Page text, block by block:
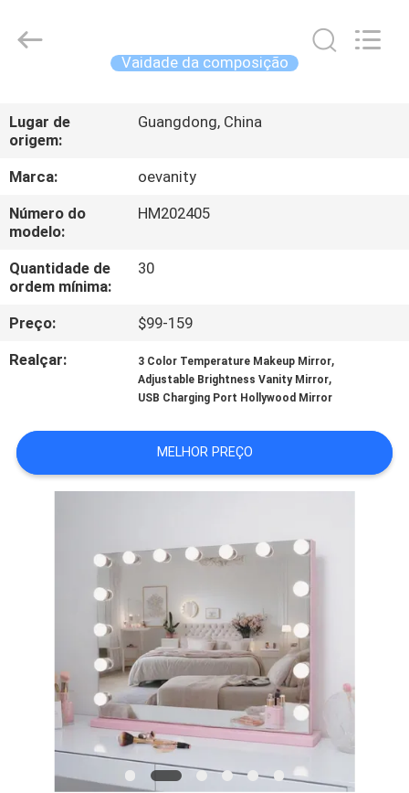
PRODUTOS
VÍDEOS
SHOW
RV
SOMOS
FÁBRICA
CONOSCO
NOTÍCIAS
TODOS
CASOS
HOME
Furniture
Vaidade da composição
Lugar de
origem:
Guangdong, China
Marca:
oevanity
Número do
modelo:
HM202405
Quantidade de
ordem mínima:
30
Preço:
$99-159
Realçar:
3 Color Temperature Makeup Mirror,
Adjustable Brightness Vanity Mirror,
USB Charging Port Hollywood Mirror
MELHOR PREÇO